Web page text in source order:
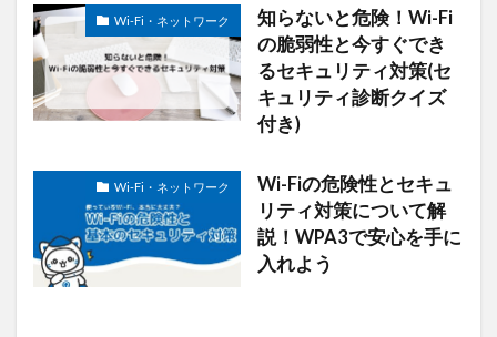
Wi-Fi・ネットワーク
知らないと危険！Wi-Fi
の脆弱性と今すぐでき
るセキュリティ対策(セ
キュリティ診断クイズ
付き)
Wi-Fi・ネットワーク
Wi-Fiの危険性とセキュ
リティ対策について解
説！WPA3で安心を手に
入れよう